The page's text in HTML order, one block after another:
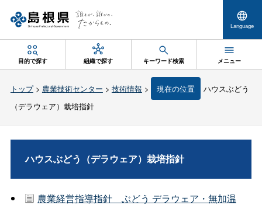
Language
目的で探す 組織で探す キーワード検索 メニュー
トップ> 農業技術センター > 技術情報 > 現在の位置
ハウスぶどう
（デラウェア）栽培指針
ハウスぶどう（デラウェア）栽培指針
農業経営指導指針 ぶどう デラウェア・無加温